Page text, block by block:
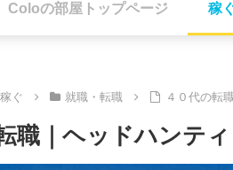
Coloの部屋トップページ 稼
稼ぐ 就職・転職 ４０代の転
職｜ヘッドハンテ